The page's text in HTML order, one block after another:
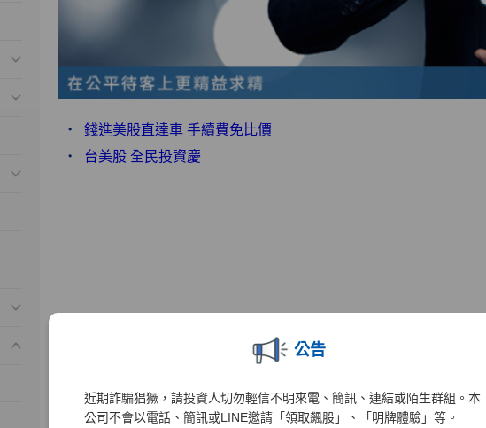
公告
近期詐騙猖獗，請投資人切勿輕信不明來電、簡訊、連結或陌生群組。本
公司不會以電話、簡訊或LINE邀請「領取飆股」、「明牌體驗」等。
錢進美股直達車 手續費免比價
台美股 全民投資慶